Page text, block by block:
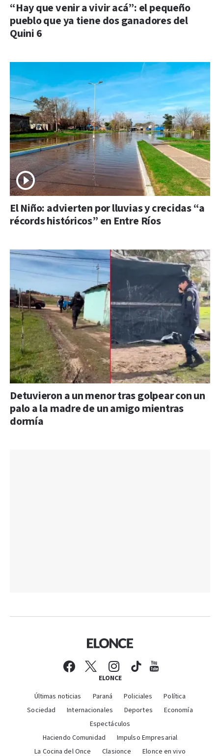
“Hay que venir a vivir acá”: el pequeño
pueblo que ya tiene dos ganadores del
Quini 6
El Niño: advierten por lluvias y crecidas “a
récords históricos” en Entre Ríos
Detuvieron a un menor tras golpear con un
palo a la madre de un amigo mientras
dormía
ELONCE
Últimas noticias Paraná Policiales
Política
Sociedad
Internacionales Deportes
Economía
Espectáculos
Haciendo Comunidad
Impulso Empresarial
La Cocina del Once
Clasionce Elonce en vivo